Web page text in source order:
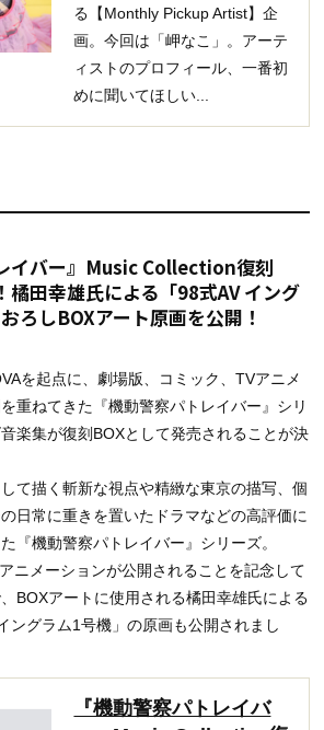
る【Monthly Pickup Artist】企
画。今回は「岬なこ」。アーテ
ィストのプロフィール、一番初
めに聞いてほしい...
イバー』Music Collection復刻
橘田幸雄氏による「98式AV イング
ろしBOXアート原画を公開！
を起点に、劇場版、コミック、TVアニメ
重ねてきた『機動警察パトレイバー』シリ
楽集が復刻BOXとして発売されることが決
て描く斬新な視点や精緻な東京の描写、個
日常に重きを置いたドラマなどの高評価に
『機動警察パトレイバー』シリーズ。
ニメーションが公開されることを記念して
BOXアートに使用される橘田幸雄氏による
ングラム1号機」の原画も公開されまし
『機動警察パトレイバ